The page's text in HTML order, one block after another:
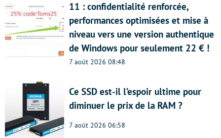
11 : confidentialité renforcée,
performances optimisées et mise à
niveau vers une version authentique
de Windows pour seulement 22 € !
7 août 2026 08:48
Ce SSD est-il l’espoir ultime pour
diminuer le prix de la RAM ?
7 août 2026 06:58